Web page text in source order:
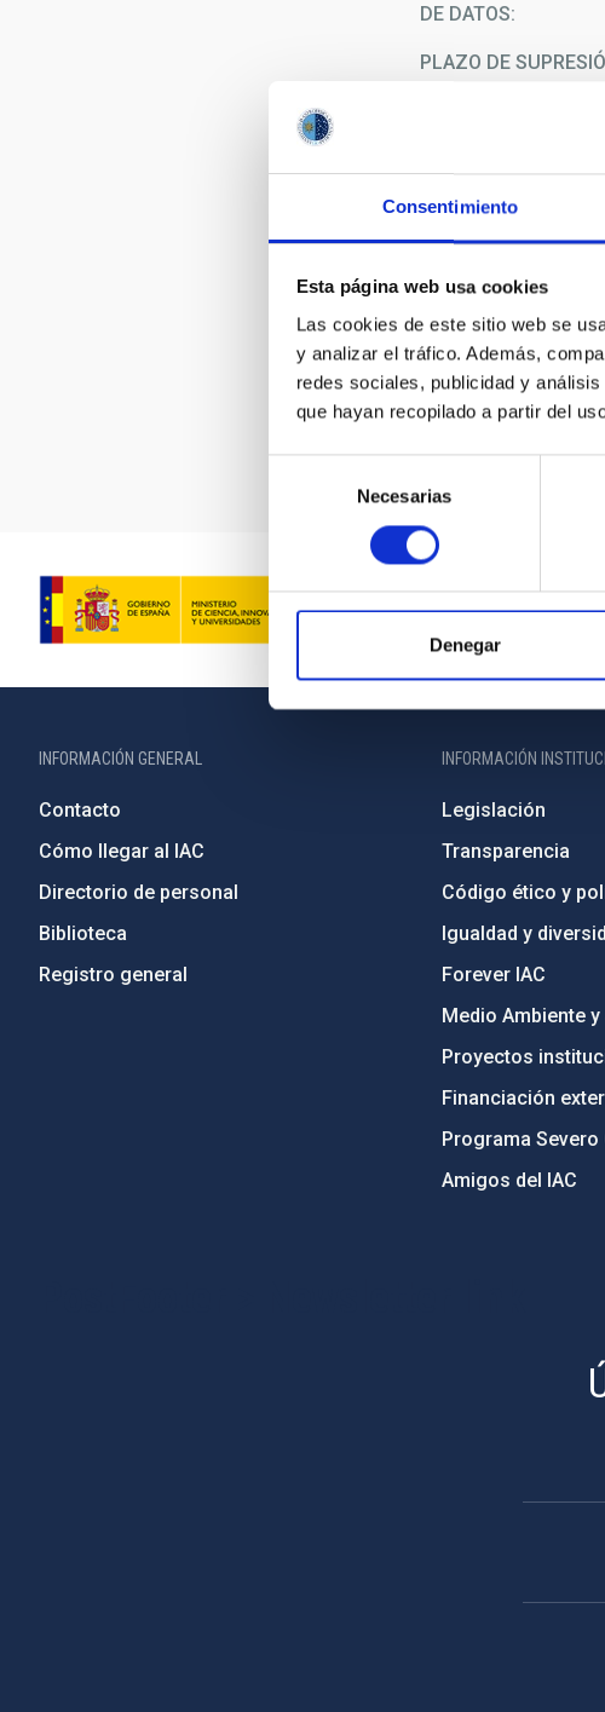
Consentimiento
Esta página web usa cookies
Las cookies de este sitio web se
y analizar el tráfico. Además,
redes sociales, publicidad y
que hayan recopilado a partir del
consentimiento
Necesarias
Denegar
DE DATOS
PLAZO DE
MEDIDAS DE
INFORMACIÓN GENERAL
Contacto
Cómo llegar al IAC
Directorio de personal
Biblioteca
Registro general
INFORMACIÓN
Legislación
Transparencia
Código ético y
Igualdad y
Forever IAC
Medio Ambiente
Proyectos
Financiación
Programa Severo
Amigos del IAC